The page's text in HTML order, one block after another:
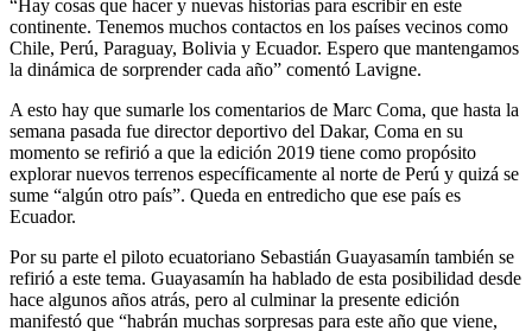
“Hay cosas que hacer y nuevas historias para escribir en este
continente. Tenemos muchos contactos en los países vecinos como
Chile, Perú, Paraguay, Bolivia y Ecuador. Espero que mantengamos
la dinámica de sorprender cada año” comentó Lavigne.
A esto hay que sumarle los comentarios de Marc Coma, que hasta la
semana pasada fue director deportivo del Dakar, Coma en su
momento se refirió a que la edición 2019 tiene como propósito
explorar nuevos terrenos específicamente al norte de Perú y quizá se
sume “algún otro país”. Queda en entredicho que ese país es
Ecuador.
Por su parte el piloto ecuatoriano Sebastián Guayasamín también se
refirió a este tema. Guayasamín ha hablado de esta posibilidad desde
hace algunos años atrás, pero al culminar la presente edición
manifestó que “habrán muchas sorpresas para este año que viene,